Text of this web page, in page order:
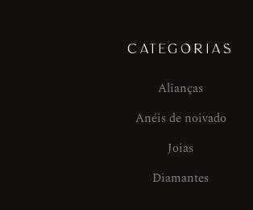
CATEGORIAS
Alianças
Anéis de noivado
Joias
Diamantes